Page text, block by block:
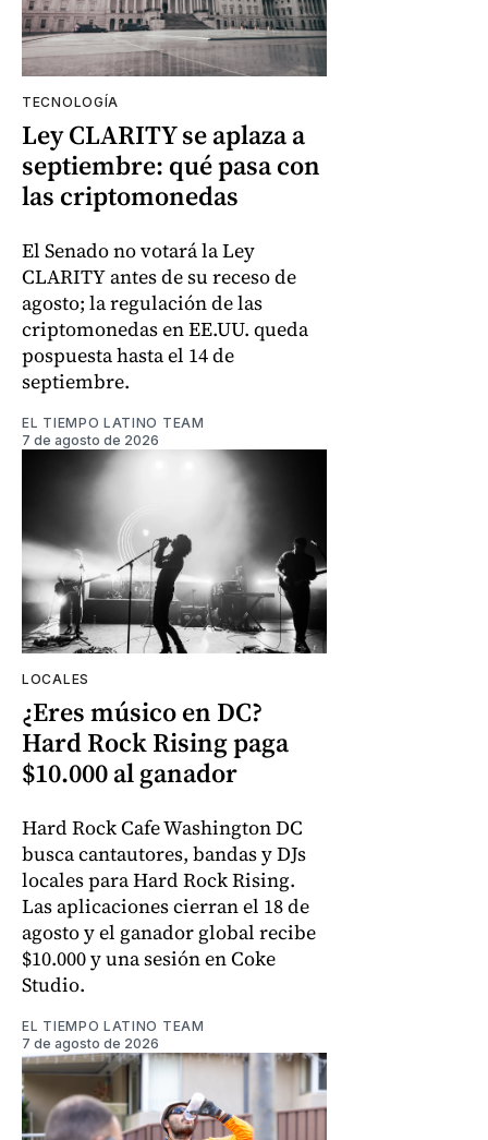
TECNOLOGÍA
Ley CLARITY se aplaza a
septiembre: qué pasa con
las criptomonedas
El Senado no votará la Ley
CLARITY antes de su receso de
agosto; la regulación de las
criptomonedas en EE.UU. queda
pospuesta hasta el 14 de
septiembre.
EL TIEMPO LATINO TEAM
7 de agosto de 2026
LOCALES
¿Eres músico en DC?
Hard Rock Rising paga
$10.000 al ganador
Hard Rock Cafe Washington DC
busca cantautores, bandas y DJs
locales para Hard Rock Rising.
Las aplicaciones cierran el 18 de
agosto y el ganador global recibe
$10.000 y una sesión en Coke
Studio.
EL TIEMPO LATINO TEAM
7 de agosto de 2026